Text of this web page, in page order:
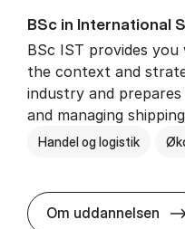
BSc in In­ter­na­tion­al
BSc IST provides
the context and
industry and
and managing
Handel og logistik
Om uddannelsen